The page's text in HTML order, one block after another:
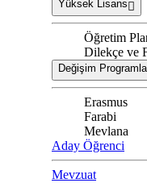
Yüksek Lisans
Öğretim
Dilekçe ve
Değişim
Erasmus
Farabi
Mevlana
Aday Öğrenci
Mevzuat